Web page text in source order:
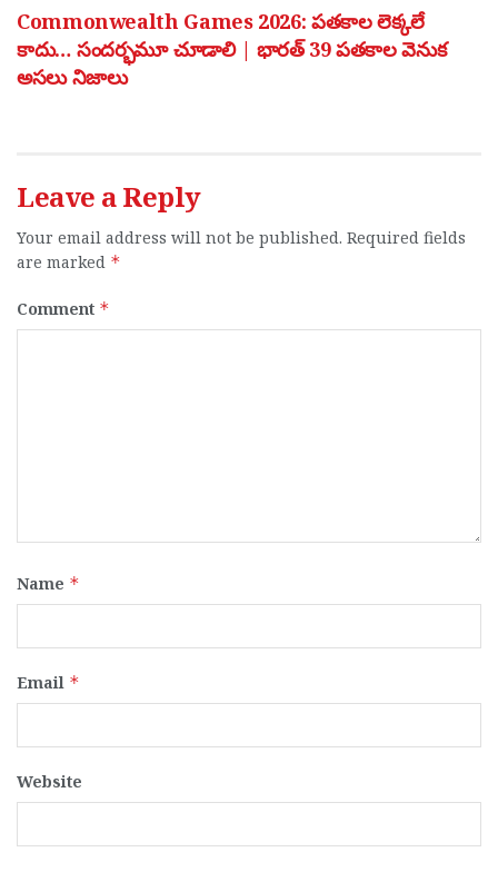
Commonwealth Games 2026: పతకాల లెక్కలే
కాదు… సందర్భమూ చూడాలి | భారత్ 39 పతకాల వెనుక
అసలు నిజాలు
Leave a Reply
Your email address will not be published. Required fields
are marked *
Comment *
Name *
Email *
Website